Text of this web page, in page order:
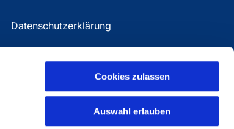
Cookies zulassen
Auswahl erlauben
Datenschutzerklärung
Impressum